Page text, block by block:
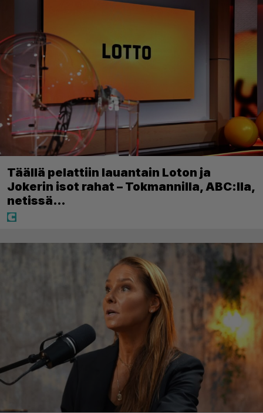
Täällä pelattiin lauantain Loton ja
Jokerin isot rahat – Tokmannilla, ABC:lla,
netissä…